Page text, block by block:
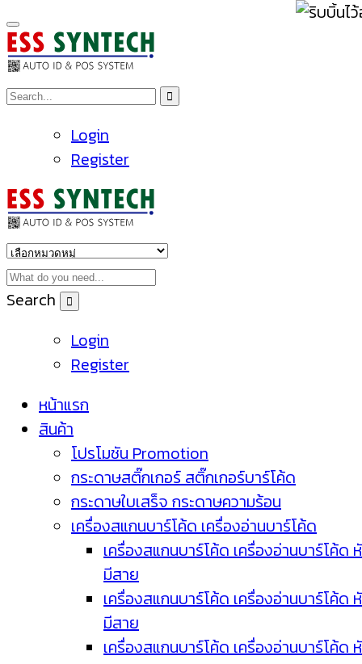
Login
Register
Search
Login
Register
หน้าแรก
สินค้า
โปรโมชัน Promotion
กระดาษสติ๊กเกอร์ สติ๊กเกอร์บาร์โค้ด
กระดาษใบเสร็จ กระดาษความร้อน
เครื่องสแกนบาร์โค้ด เครื่องอ่านบาร์โค้ด
เครื่องสแกนบาร์โค้ด เครื่องอ่านบาร์โค้ด
มีสาย
เครื่องสแกนบาร์โค้ด เครื่องอ่านบาร์โค้ด
มีสาย
เครื่องสแกนบาร์โค้ด เครื่องอ่านบาร์โค้ด